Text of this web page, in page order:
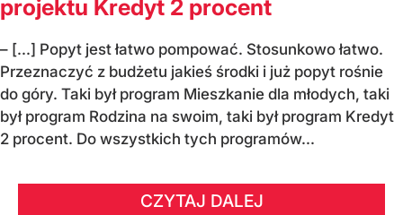
projektu Kredyt 2 procent
– [...] Popyt jest łatwo pompować. Stosunkowo łatwo.
Przeznaczyć z budżetu jakieś środki i już popyt rośnie
do góry. Taki był program Mieszkanie dla młodych, taki
był program Rodzina na swoim, taki był program Kredyt
2 procent. Do wszystkich tych programów...
CZYTAJ DALEJ